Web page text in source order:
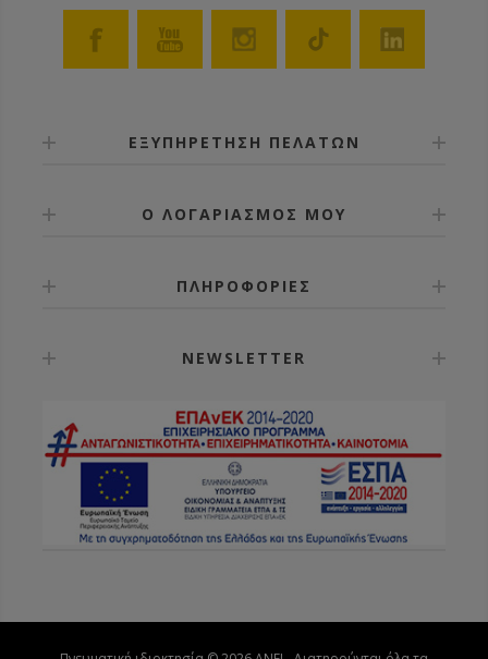
ΕΞΥΠΗΡΕΤΗΣΗ ΠΕΛΑΤΩΝ
Ο ΛΟΓΑΡΙΑΣΜΟΣ ΜΟΥ
ΠΛΗΡΟΦΟΡΙΕΣ
NEWSLETTER